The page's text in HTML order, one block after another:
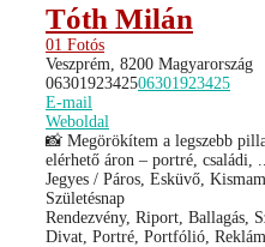
Tóth Milán
01 Fotós
Veszprém, 8200 Magyarország
0630192342506301923425
E-mail
Weboldal
📸 Megörökítem a legszebb
elérhető áron – portré, családi, ...
Jegyes / Páros, Esküvő,
Születésnap
Rendezvény, Riport, Ballagás,
Divat, Portré, Portfólió,